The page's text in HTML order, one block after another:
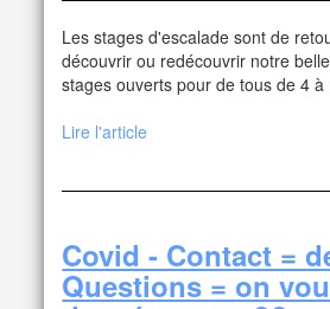
Les stages d'escalade sont de
découvrir ou redécouvrir notre
stages ouverts pour de tous de 4 à
Lire l'article
Covid - Contact =
Questions = on